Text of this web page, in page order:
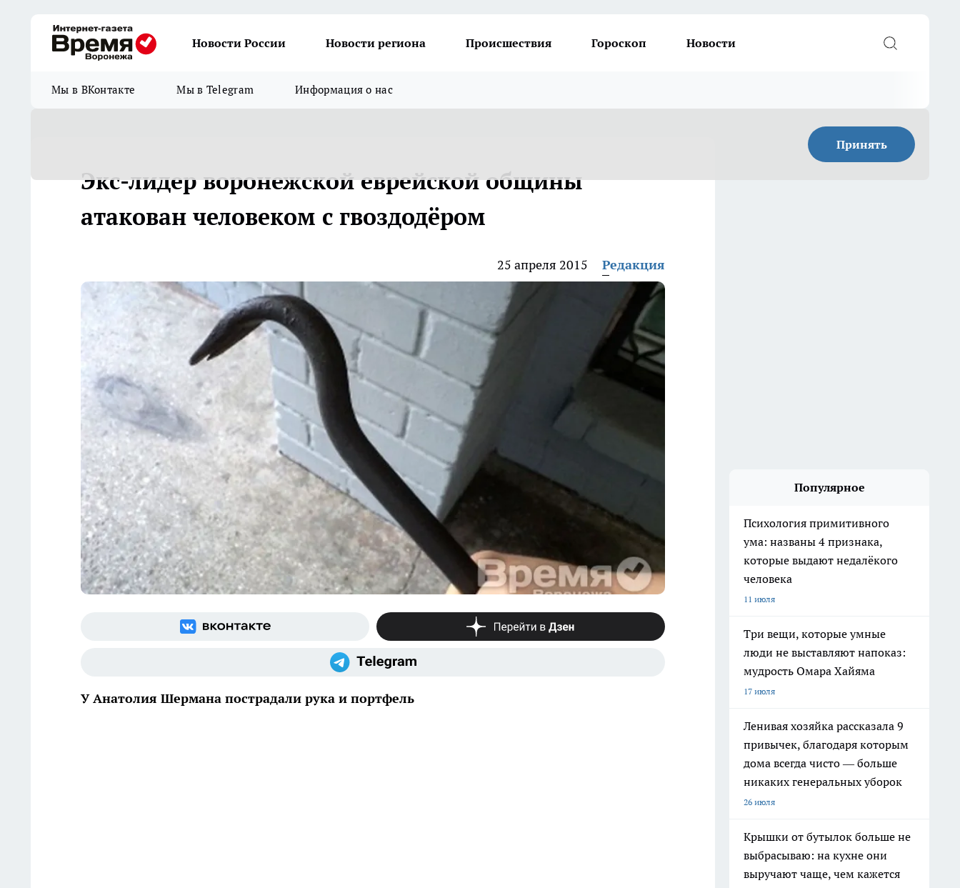
Новости России Новости региона Происшествия Гороскоп Новости
Мы в ВКонтакте Мы в Telegram Информация о нас
Принять
Экс-лидер воронежской еврейской общины
атакован человеком с гвоздодёром
25 апреля 2015 Редакция
У Анатолия Шермана пострадали рука и портфель
Популярное
Психология примитивного
ума: названы 4 признака,
которые выдают недалёкого
человека
11 июля
Три вещи, которые умные
люди не выставляют напоказ:
мудрость Омара Хайяма
17 июля
Ленивая хозяйка рассказала 9
привычек, благодаря которым
дома всегда чисто — больше
никаких генеральных уборок
26 июля
Крышки от бутылок больше не
выбрасываю: на кухне они
выручают чаще, чем кажется